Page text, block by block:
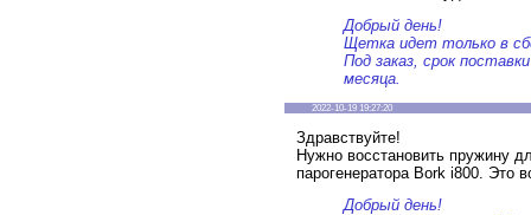
Добрый день!
Щетка идет только в
Под заказ, срок
месяца.
2022-10-19 19:27:20
Здравствуйте!
Нужно восстановить пружину
парогенератора Bork i800. Это
Добрый день!